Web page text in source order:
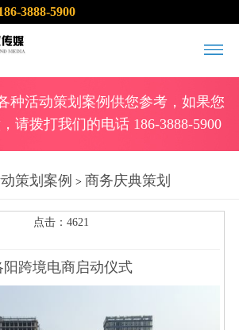
3888-5900
种活动策划案例供您参考，如果您
请拨打我们的电话 186-3888-5900
策划案例 > 商务庆典策划
点击：4621
阳跨境电商启动仪式